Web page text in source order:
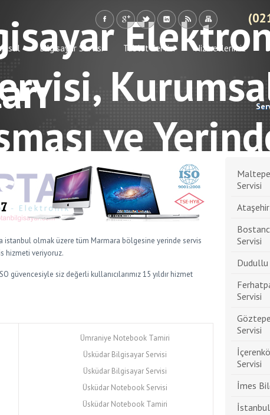
Bilgisayar Servisi Tablet Servisi Hizmetlerimiz
istanbul olmak üzere tüm Marmara bölgesine yerinde servis
hizmeti veriyoruz.
güvencesiyle siz değerli kullanıcılarımız 15 yıldır hizmet
Ümraniye Notebook Tamiri
Üsküdar Bilgisayar Servisi
Üsküdar Bilgisayar Servisi
Üsküdar Notebook Servisi
Üsküdar Notebook Tamiri
Servisi
Servisi
Dudullu
Servisi
Servisi
Servisi
İmes